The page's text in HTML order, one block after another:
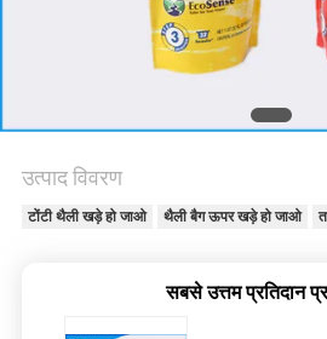
गोपनीयता
नीति
उत्पाद विवरण
टोंटी थैली खड़े हो जाओ थैली बैग ऊपर खड़े हो जाओ
सबसे उत्तम प्रतिदान